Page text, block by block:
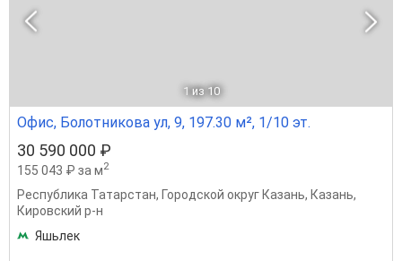
1 из 10
Офис, Болотникова ул, 9, 197.30 м², 1/10 эт.
30 590 000 ₽
155 043 ₽ за м2
Республика Татарстан, Городской округ Казань, Казань,
Кировский р-н
Яшьлек